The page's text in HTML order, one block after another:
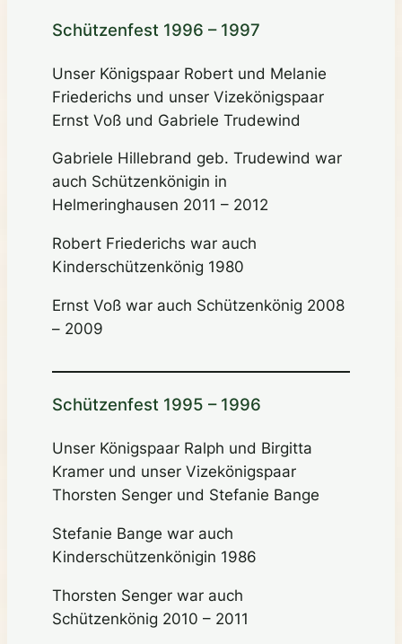
Schützenfest 1996 – 1997
Unser Königspaar Robert und Melanie
Friederichs und unser Vizekönigspaar
Ernst Voß und Gabriele Trudewind
Gabriele Hillebrand geb. Trudewind war
auch Schützenkönigin in
Helmeringhausen 2011 – 2012
Robert Friederichs war auch
Kinderschützenkönig 1980
Ernst Voß war auch Schützenkönig 2008
– 2009
Schützenfest 1995 – 1996
Unser Königspaar Ralph und Birgitta
Kramer und unser Vizekönigspaar
Thorsten Senger und Stefanie Bange
Stefanie Bange war auch
Kinderschützenkönigin 1986
Thorsten Senger war auch
Schützenkönig 2010 – 2011